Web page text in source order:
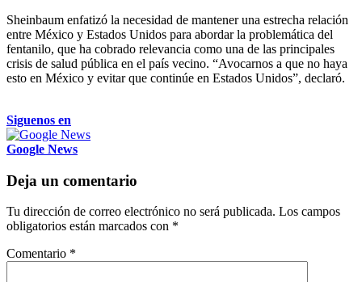
Sheinbaum enfatizó la necesidad de mantener una estrecha relación
entre México y Estados Unidos para abordar la problemática del
fentanilo, que ha cobrado relevancia como una de las principales
crisis de salud pública en el país vecino. “Avocarnos a que no haya
esto en México y evitar que continúe en Estados Unidos”, declaró.
Siguenos en
Google News
Deja un comentario
Tu dirección de correo electrónico no será publicada. Los campos
obligatorios están marcados con *
Comentario *